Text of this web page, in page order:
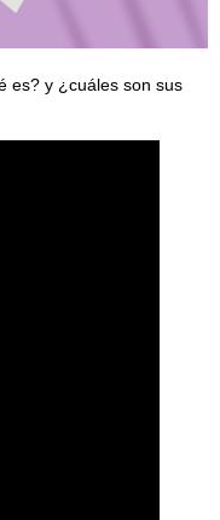
es? y ¿cuáles son sus